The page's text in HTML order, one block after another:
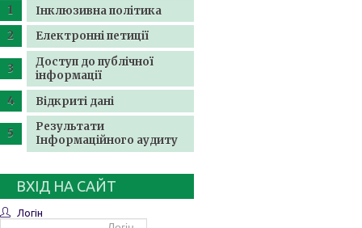
Інклюзивна політика
Електронні петиції
Доступ до публічної
інформації
Відкриті дані
Результати
Інформаційного аудиту
ВХІД НА САЙТ
Логін